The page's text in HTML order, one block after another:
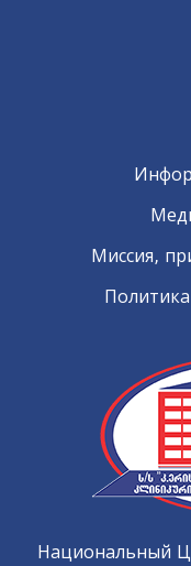
Миссия,
Национальный